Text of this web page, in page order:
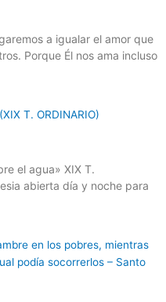
a igualar el amor que
Porque Él nos ama incluso
el agua» XIX T.
abierta día y noche para